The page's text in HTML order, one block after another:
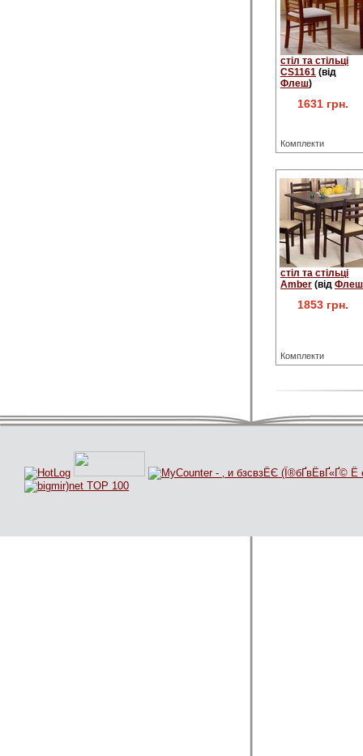
стіл та стільці
CS1161 (від
Флеш)
1631 грн.
Комплекти
стіл та стільці
Amber (від Флеш
1853 грн.
Комплекти